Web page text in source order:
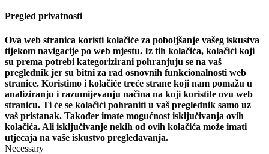
Pregled privatnosti
Ova web stranica koristi kolačiće za poboljšanje vašeg iskustva
tijekom navigacije po web mjestu. Iz tih kolačića, kolačići koji
su prema potrebi kategorizirani pohranjuju se na vaš
preglednik jer su bitni za rad osnovnih funkcionalnosti web
stranice. Koristimo i kolačiće treće strane koji nam pomažu u
analiziranju i razumijevanju načina na koji koristite ovu web
stranicu. Ti će se kolačići pohraniti u vaš preglednik samo uz
vaš pristanak. Također imate mogućnost isključivanja ovih
kolačića. Ali isključivanje nekih od ovih kolačića može imati
utjecaja na vaše iskustvo pregledavanja.
Necessary